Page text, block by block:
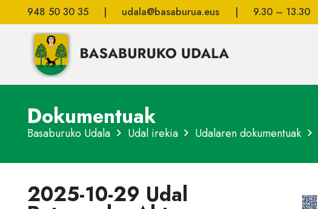
948 50 30 35 | udala@basaburua.eus | 9.30 – 13.30
Dokumentuak
Basaburuko Udala Udal irekia Udalaren dokumentuak
2025-10-29 Udal